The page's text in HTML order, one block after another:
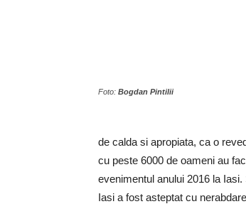
Foto: Bogdan Pintilii
de calda si apropiata, ca o
cu peste 6000 de oameni au
evenimentul anului 2016 la
Iasi a fost asteptat cu